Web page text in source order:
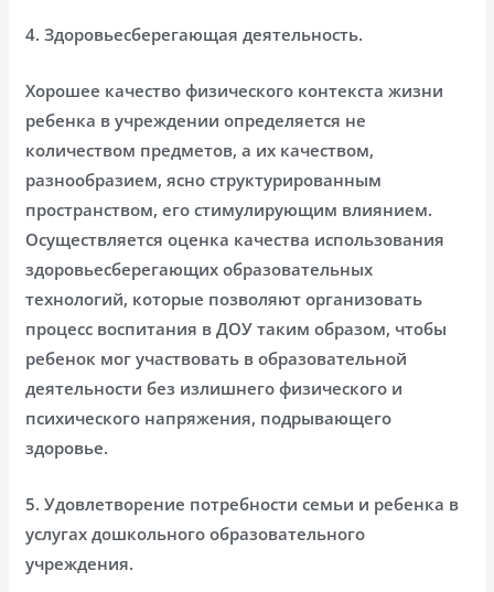
4. Здоровьесберегающая деятельность.
Хорошее качество физического контекста жизни
ребенка в учреждении определяется не
количеством предметов, а их качеством,
разнообразием, ясно структурированным
пространством, его стимулирующим влиянием.
Осуществляется оценка качества использования
здоровьесберегающих образовательных
технологий, которые позволяют организовать
процесс воспитания в ДОУ таким образом, чтобы
ребенок мог участвовать в образовательной
деятельности без излишнего физического и
психического напряжения, подрывающего
здоровье.
5. Удовлетворение потребности семьи и ребенка в
услугах дошкольного образовательного
учреждения.